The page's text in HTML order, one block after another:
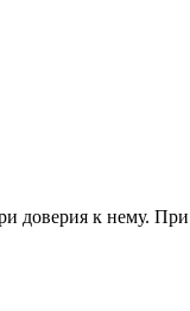
доверия к нему.